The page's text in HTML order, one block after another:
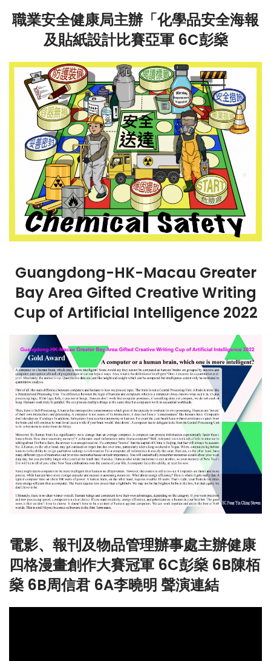
職業安全健康局主辦「化學品安全海報
及貼紙設計比賽亞軍 6C彭燊
Guangdong-HK-Macau Greater
Bay Area Gifted Creative Writing
Cup of Artificial Intelligence 2022
電影、報刊及物品管理辦事處主辦健康
四格漫畫創作大賽冠軍 6C彭燊 6B陳栢
燊 6B周信君 6A李曉明 聲演連結